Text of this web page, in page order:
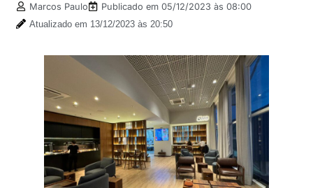
Marcos Paulo Publicado em05/12/2023 às 08:00
Atualizado em 13/12/2023 às 20:50